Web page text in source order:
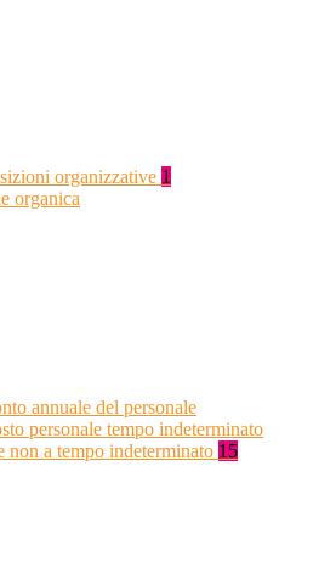
organizzative 1
organica
annuale del personale
personale tempo indeterminato
non a tempo indeterminato 15